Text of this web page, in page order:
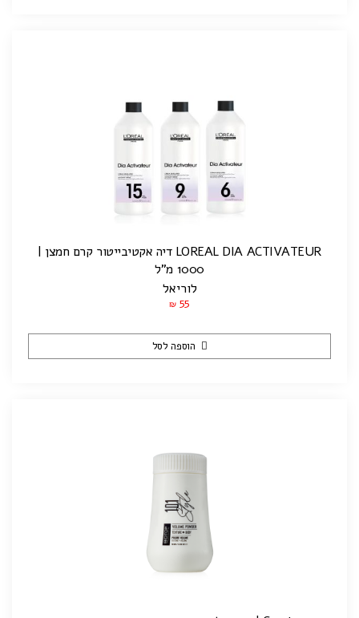
LOREAL DIA ACTIVATEUR דיה אקטיבייטור קרם חמצן |
1000 מ”ל
לוריאל
₪ 55
הוספה לסל